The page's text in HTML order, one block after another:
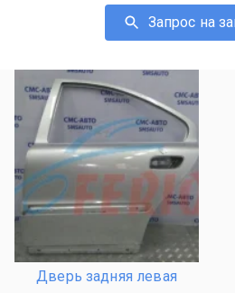
Запрос на
Дверь задняя левая